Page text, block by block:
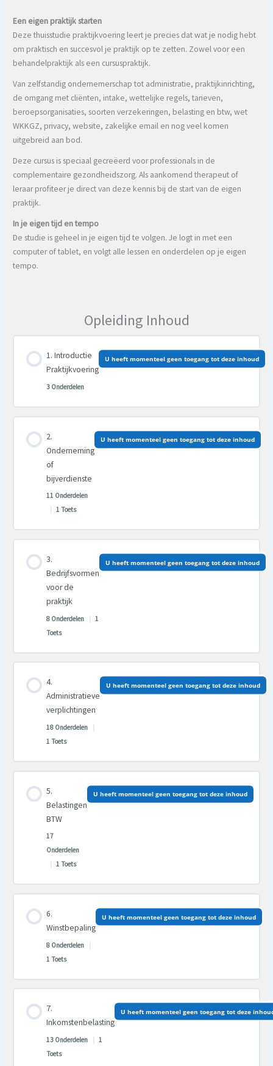
Een eigen praktijk starten
Deze thuisstudie praktijkvoering leert je precies dat wat je nodig hebt
om praktisch en succesvol je praktijk op te zetten. Zowel voor een
behandelpraktijk als een cursuspraktijk.
Van zelfstandig ondernemerschap tot administratie, praktijkinrichting,
de omgang met cliënten, intake, wettelijke regels, tarieven,
beroepsorganisaties, soorten verzekeringen, belasting en btw, wet
WKKGZ, privacy, website, zakelijke email en nog veel komen
uitgebreid aan bod.
Deze cursus is speciaal gecreëerd voor professionals in de
complementaire gezondheidszorg. Als aankomend therapeut of
leraar profiteer je direct van deze kennis bij de start van de eigen
praktijk.
In je eigen tijd en tempo
De studie is geheel in je eigen tijd te volgen. Je logt in met een
computer of tablet, en volgt alle lessen en onderdelen op je eigen
tempo.
Opleiding Inhoud
Introductie
Praktijkvoering
3 Onderdelen
U heeft momenteel geen toegang tot deze inhoud
0% VOLTOOID 0/3 Stappen
Onderneming
of
bijverdienste
11 Onderdelen
1 Toets
U heeft momenteel geen toegang tot deze inhoud
0% VOLTOOID 0/11 Stappen
Bedrijfsvormen
voor de
praktijk
8 Onderdelen
1
Toets
U heeft momenteel geen toegang tot deze inhoud
0% VOLTOOID 0/8 Stappen
Administratieve
verplichtingen
18 Onderdelen
1 Toets
U heeft momenteel geen toegang tot deze inhoud
0% VOLTOOID 0/18 Stappen
Belastingen
BTW
17
Onderdelen
1 Toets
U heeft momenteel geen toegang tot deze inhoud
0% VOLTOOID 0/17 Stappen
Winstbepaling
8 Onderdelen
1 Toets
U heeft momenteel geen toegang tot deze inhoud
0% VOLTOOID
Inkomstenbelasting
13 Onderdelen
1
Toets
U heeft momenteel geen toegang tot deze